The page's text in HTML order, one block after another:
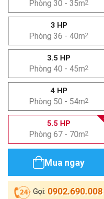
Phòng 30 - 35m2
3 HP
Phòng 36 - 40m2
3.5 HP
Phòng 40 - 45m2
4 HP
Phòng 50 - 54m2
5.5 HP
Phòng 67 - 70m2
Mua ngay
Gọi: 0902.690.008